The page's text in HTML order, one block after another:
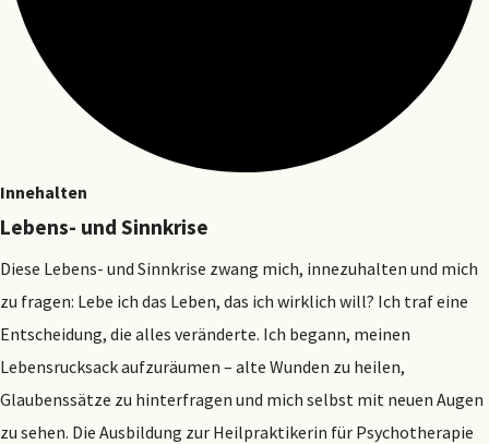
Innehalten
Lebens- und Sinnkrise
Diese Lebens- und Sinnkrise zwang mich, innezuhalten und mich
zu fragen: Lebe ich das Leben, das ich wirklich will? Ich traf eine
Entscheidung, die alles veränderte. Ich begann, meinen
Lebensrucksack aufzuräumen – alte Wunden zu heilen,
Glaubenssätze zu hinterfragen und mich selbst mit neuen Augen
zu sehen. Die Ausbildung zur Heilpraktikerin für Psychotherapie